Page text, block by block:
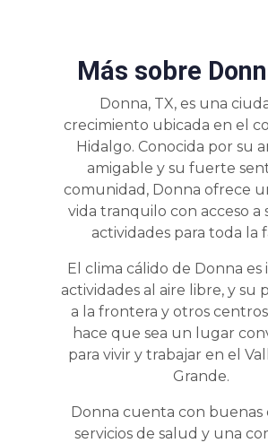
Más sobre
Donna, TX, es una
crecimiento ubicada en el
Hidalgo. Conocida por su
amigable y su fuerte
comunidad, Donna ofrece
vida tranquilo con acceso a
actividades para toda la
El clima cálido de Donna es
actividades al aire libre, y su
a la frontera y otros
hace que sea un lugar
para vivir y trabajar en el
Grande.
Donna cuenta con buenas
servicios de salud y una